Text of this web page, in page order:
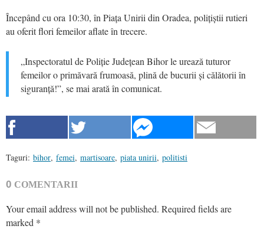
Începând cu ora 10:30, în Piața Unirii din Oradea, polițiștii rutieri
au oferit flori femeilor aflate în trecere.
„Inspectoratul de Poliție Județean Bihor le urează tuturor
femeilor o primăvară frumoasă, plină de bucurii și călătorii în
siguranță!”, se mai arată în comunicat.
Taguri: bihor, femei, martisoare, piata unirii, politisti
0 COMENTARII
Your email address will not be published. Required fields are
marked *